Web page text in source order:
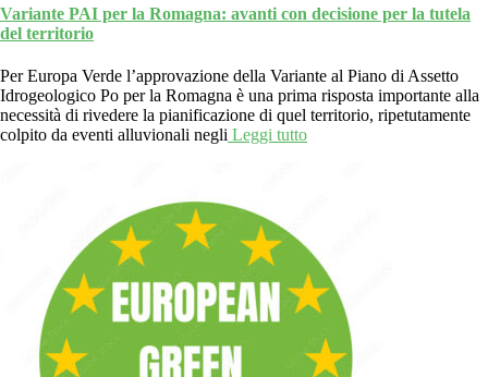
Variante PAI per la Romagna: avanti con decisione per la tutela
del territorio
Per Europa Verde l’approvazione della Variante al Piano di Assetto
Idrogeologico Po per la Romagna è una prima risposta importante alla
necessità di rivedere la pianificazione di quel territorio, ripetutamente
colpito da eventi alluvionali negli Leggi tutto